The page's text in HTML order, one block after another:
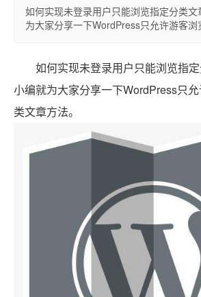
如何实现未登录用户只能浏览指定分类
为大家分享一下WordPress只允许游客
如何实现未登录用户只能浏览指
小编就为大家分享一下WordPress只
类文章方法。